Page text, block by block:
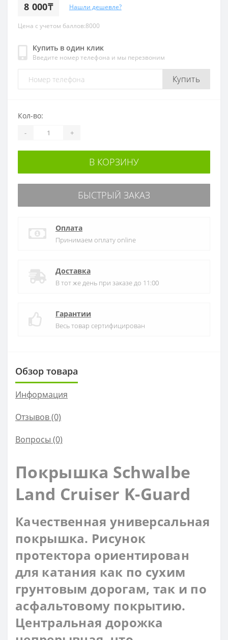
8 000₸ Нашли дешевле?
Цена с учетом баллов:8000
Купить в один клик
Введите номер телефона и мы перезвоним
Купить
Кол-во:
- +
В КОРЗИНУ
БЫСТРЫЙ ЗАКАЗ
Оплата
Принимаем оплату online
Доставка
В тот же день при заказе до 11:00
Гарантии
Весь товар сертифицирован
Обзор товара
Информация
Отзывов (0)
Вопросы (0)
Покрышка Schwalbe
Land Cruiser K-Guard
Качественная универсальная
покрышка. Рисунок
протектора ориентирован
для катания как по сухим
грунтовым дорогам, так и по
асфальтовому покрытию.
Центральная дорожка